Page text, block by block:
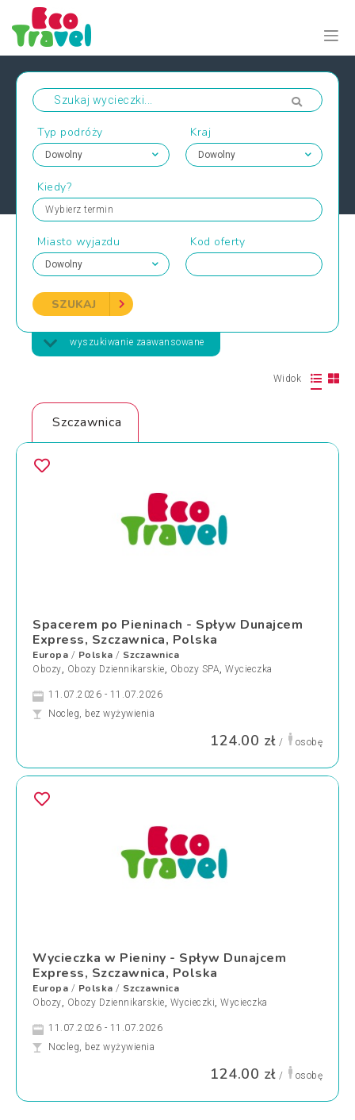
Typ podróży Kraj
Kiedy?
Wybierz termin
Miasto wyjazdu Kod oferty
SZUKAJ
wyszukiwanie zaawansowane
Widok
Szczawnica
Spacerem po Pieninach - Spływ Dunajcem
Express, Szczawnica, Polska
Europa / Polska / Szczawnica
Obozy, Obozy Dziennikarskie, Obozy SPA, Wycieczka
11.07.2026 - 11.07.2026
Nocleg, bez wyżywienia
124.00 zł / osobę
Wycieczka w Pieniny - Spływ Dunajcem
Express, Szczawnica, Polska
Europa / Polska / Szczawnica
Obozy, Obozy Dziennikarskie, Wycieczki, Wycieczka
11.07.2026 - 11.07.2026
Nocleg, bez wyżywienia
124.00 zł / osobę